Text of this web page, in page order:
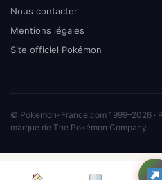
Nous contacter
Mentions légales
Site officiel Pokémon
© Pokemon-France.com 1999–2026 ·
marque de The Pokémon Company